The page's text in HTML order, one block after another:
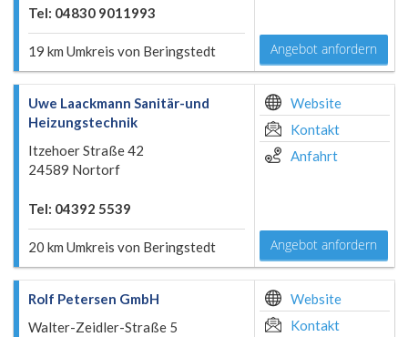
Tel: 04830 9011993
19 km Umkreis von Beringstedt Angebot anfordern
Uwe Laackmann Sanitär-und
Heizungstechnik
Itzehoer Straße 42
24589 Nortorf
Tel: 04392 5539
20 km Umkreis von Beringstedt
Website
Kontakt
Anfahrt
Angebot anfordern
Rolf Petersen GmbH
Walter-Zeidler-Straße 5
Website
Kontakt